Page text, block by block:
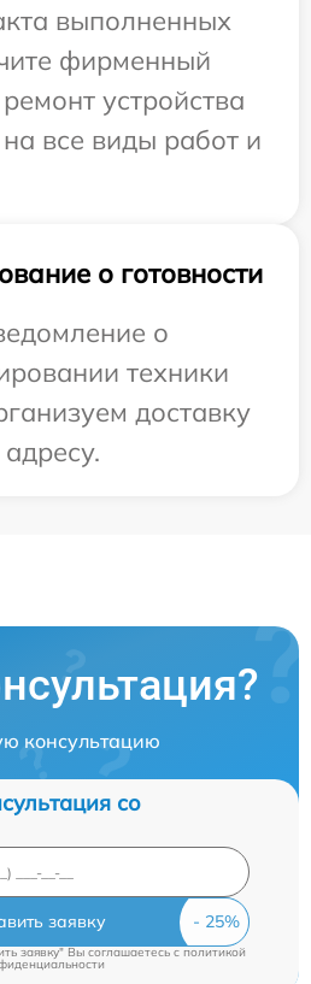
выполненных
фирменный
устройства
все виды работ и
о готовности
о
техники
доставку
консультацию
со
заявку
заявку" Вы соглашаетесь c политикой